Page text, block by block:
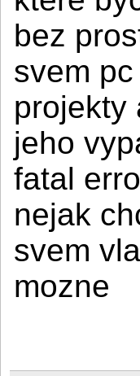
bez
svem
projekty
jeho
fatal
nejak
svem
mozne